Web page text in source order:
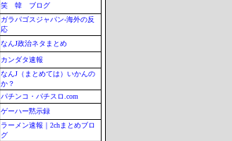
笑 韓 ブログ
ガラパゴスジャパン-海外の反
応
なんJ政治ネタまとめ
カンダタ速報
なんJ（まとめては）いかんの
か？
パチンコ・パチスロ.com
ゲーハー黙示録
ラーメン速報｜2chまとめブロ
グ